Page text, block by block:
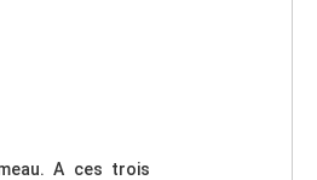
A ces trois